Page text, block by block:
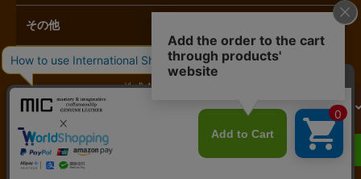
へ進む
LINEで相談する
その他
株式会社ラモーダヨシダ
〒110-0015 東京都台東区東上野1-3-3
営業時間：11時～17時 定休日：毎月第二月曜日／土日祝日